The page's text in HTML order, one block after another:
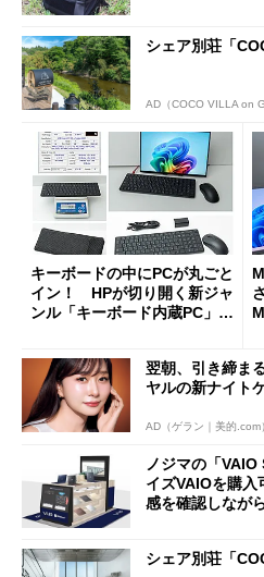
シェア別荘「
AD（COCO VILLA on
キーボードの中にPCが丸ごと
イン！ HPが切り開く新ジャ
ンル「キーボード内蔵PC」の
翌朝、引き締ま
ヤルの新ナイト
AD（ゲラン｜美的.com
ノジマの「
イズVAIOを購
感を確認しなが
シェア別荘「